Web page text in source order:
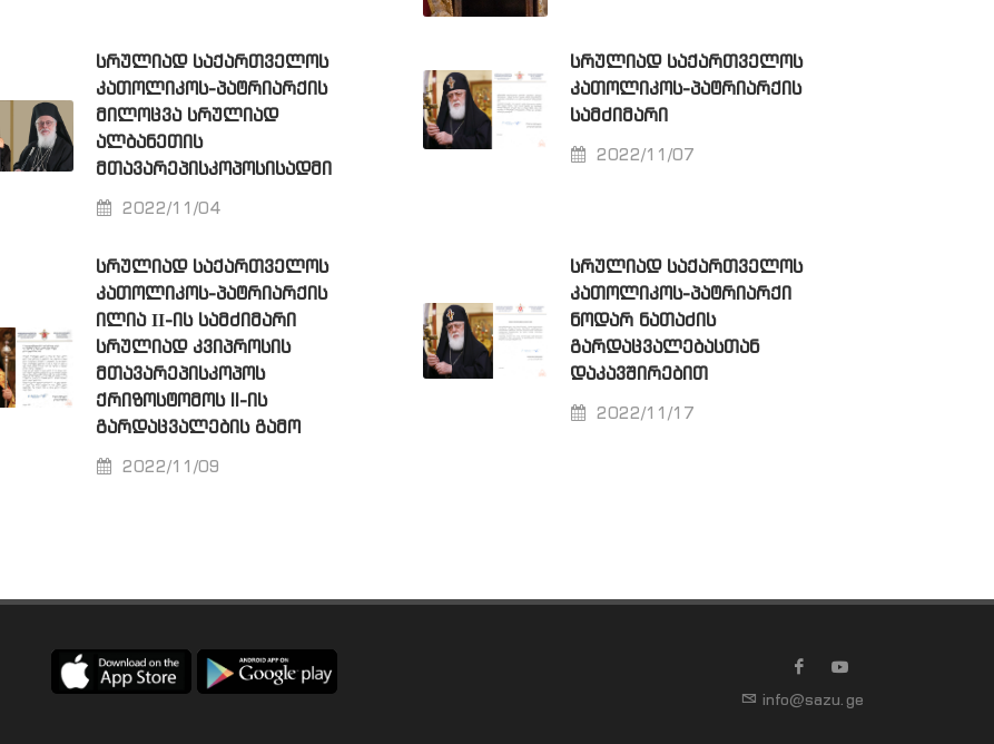
ᲡᲠᲣᲚᲘᲐᲓ ᲡᲐᲥᲐᲠᲗᲕᲔᲚᲝᲡ
ᲙᲐᲗᲝᲚᲘᲙᲝᲡ-ᲞᲐᲢᲠᲘᲐᲠᲥᲘᲡ
ᲛᲘᲚᲝᲪᲕᲐ ᲡᲠᲣᲚᲘᲐᲓ
ᲐᲚᲑᲐᲜᲔᲗᲘᲡ
ᲛᲗᲐᲕᲐᲠᲔᲞᲘᲡᲙᲝᲞᲝᲡᲘᲡᲐᲓᲛᲘ
2022/11/04
ᲡᲠᲣᲚᲘᲐᲓ ᲡᲐᲥᲐᲠᲗᲕᲔᲚᲝᲡ
ᲙᲐᲗᲝᲚᲘᲙᲝᲡ-ᲞᲐᲢᲠᲘᲐᲠᲥᲘᲡ
ᲡᲐᲛᲫᲘᲛᲐᲠᲘ
2022/11/07
ᲡᲠᲣᲚᲘᲐᲓ ᲡᲐᲥᲐᲠᲗᲕᲔᲚᲝᲡ
ᲙᲐᲗᲝᲚᲘᲙᲝᲡ-ᲞᲐᲢᲠᲘᲐᲠᲥᲘᲡ
ᲘᲚᲘᲐ ΙΙ-ᲘᲡ ᲡᲐᲛᲫᲘᲛᲐᲠᲘ
ᲡᲠᲣᲚᲘᲐᲓ ᲙᲕᲘᲞᲠᲝᲡᲘᲡ
ᲛᲗᲐᲕᲐᲠᲔᲞᲘᲡᲙᲝᲞᲝᲡ
ᲥᲠᲘᲖᲝᲡᲢᲝᲛᲝᲡ II-ᲘᲡ
ᲒᲐᲠᲓᲐᲪᲕᲐᲚᲔᲑᲘᲡ ᲒᲐᲛᲝ
2022/11/09
ᲡᲠᲣᲚᲘᲐᲓ ᲡᲐᲥᲐᲠᲗᲕᲔᲚᲝᲡ
ᲙᲐᲗᲝᲚᲘᲙᲝᲡ-ᲞᲐᲢᲠᲘᲐᲠᲥᲘ
ᲜᲝᲓᲐᲠ ᲜᲐᲗᲐᲫᲘᲡ
ᲒᲐᲠᲓᲐᲪᲕᲐᲚᲔᲑᲐᲡᲗᲐᲜ
ᲓᲐᲙᲐᲕᲨᲘᲠᲔᲑᲘᲗ
2022/11/17
info@sazu.ge